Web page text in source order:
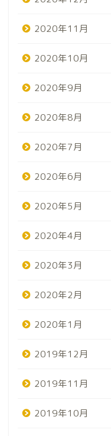
2020年11月
2020年10月
2020年9月
2020年8月
2020年7月
2020年6月
2020年5月
2020年4月
2020年3月
2020年2月
2020年1月
2019年12月
2019年11月
2019年10月